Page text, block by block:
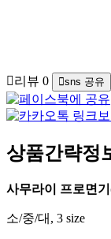
리뷰 0 sns 공유
상품간략정
사무라이 프로면
소/중/대, 3 size